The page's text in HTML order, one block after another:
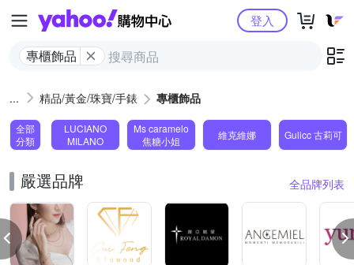
Yahoo購物中心
專櫃飾品
登入
精品/黃金/珠寶/手錶 專櫃飾品
全部
分類
LUCIANO
MILANO
Ms caramelo
焦糖小姐
維克維娜 Gulicc 古莉可
嚴選品牌 全品牌列表